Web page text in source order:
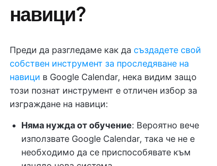
навици?
Преди да разгледаме как да създадете свой
собствен инструмент за проследяване на
навици в Google Calendar, нека видим защо
този познат инструмент е отличен избор за
изграждане на навици:
Няма нужда от обучение: Вероятно вече
използвате Google Calendar, така че не е
необходимо да се приспособявате към